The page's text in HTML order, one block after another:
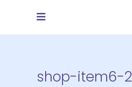
shop-item6-2